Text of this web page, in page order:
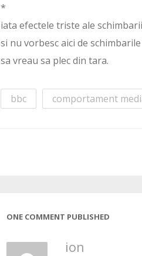
*
iata efectele triste ale
si nu vorbesc aici de
sa vreau sa plec din tara.
bbc comportament
ONE COMMENT PUBLISHED
ion